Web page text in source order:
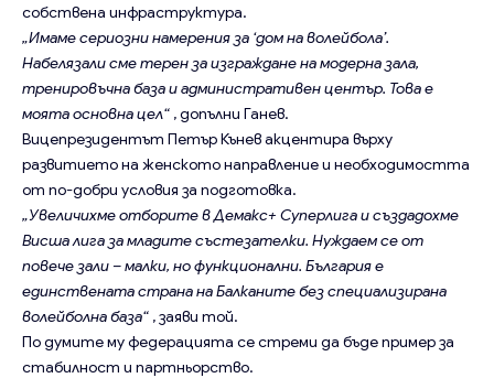
собствена инфраструктура.
„Имаме сериозни намерения за ‘дом на волейбола’.
Набелязали сме терен за изграждане на модерна зала,
тренировъчна база и административен център. Това е
моята основна цел“ , допълни Ганев.
Вицепрезидентът Петър Кънев акцентира върху
развитието на женското направление и необходимостта
от по-добри условия за подготовка.
„Увеличихме отборите в Демакс+ Суперлига и създадохме
Висша лига за младите състезателки. Нуждаем се от
повече зали – малки, но функционални. България е
единствената страна на Балканите без специализирана
волейболна база“ , заяви той.
По думите му федерацията се стреми да бъде пример за
стабилност и партньорство.